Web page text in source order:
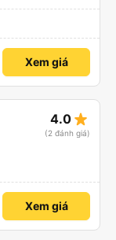
Xem giá
4.0 star_rate
(2 đánh giá)
Xem giá